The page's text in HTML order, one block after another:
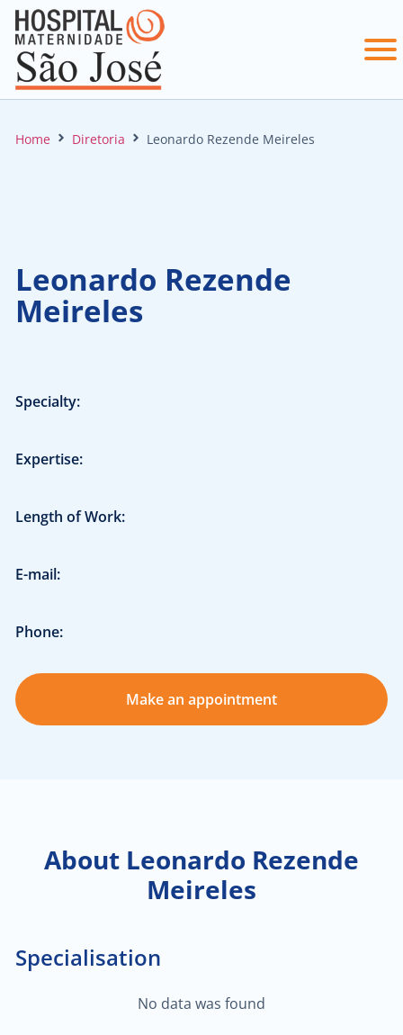
Home Diretoria Leonardo Rezende Meireles
Leonardo Rezende
Meireles
Specialty:
Expertise:
Length of Work:
E-mail:
Phone:
Make an appointment
About Leonardo Rezende
Meireles
Specialisation
No data was found